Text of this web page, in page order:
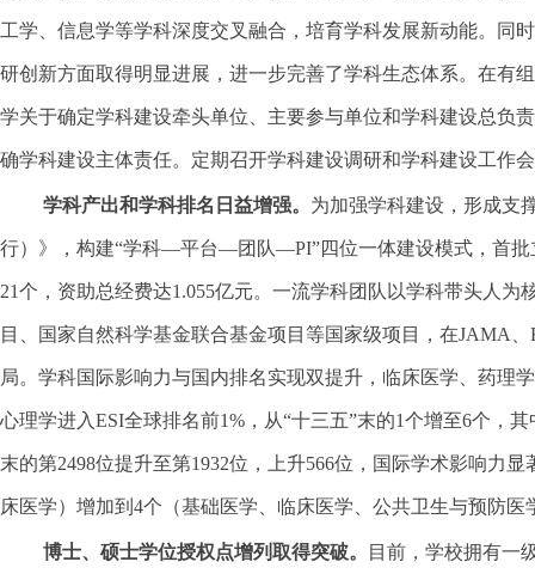
工学、信息学等学科深度交叉融合，培育学科发展新动能。同
研创新方面取得明显进展，进一步完善了学科生态体系。在有
学关于确定学科建设牵头单位、主要参与单位和学科建设总负
确学科建设主体责任。定期召开学科建设调研和学科建设工作
学科产出和学科排名日益增强。 为加强学科建设，形成支
行）》，构建“学科—平台—团队—PI”四位一体建设模式，首批
21个，资助总经费达1.055亿元。一流学科团队以学科带头人
目、国家自然科学基金联合基金项目等国家级项目，在JAMA
局。学科国际影响力与国内排名实现双提升，临床医学、药理
心理学进入ESI全球排名前1%，从“十三五”末的1个增至6个，
末的第2498位提升至第1932位，上升566位，国际学术影响力
床医学）增加到4个（基础医学、临床医学、公共卫生与预防医
博士、硕士学位授权点增列取得突破。 目前，学校拥有一